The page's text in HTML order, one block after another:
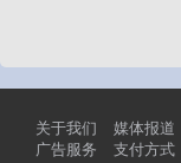
关于我们 媒体报道
广告服务
支付方式